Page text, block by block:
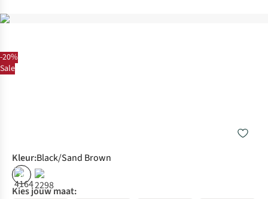
-20%
Sale
Kleur:Black/Sand Brown
%
Kies jouw maat: